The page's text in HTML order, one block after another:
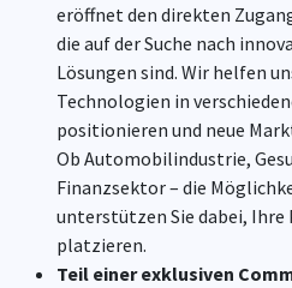
eröffnet den direkten
die auf der Suche nach
Lösungen sind. Wir helfen
Technologien in
positionieren und neue
Ob Automobilindustrie,
Finanzsektor – die
unterstützen Sie dabei,
platzieren.
Teil einer exklusiven